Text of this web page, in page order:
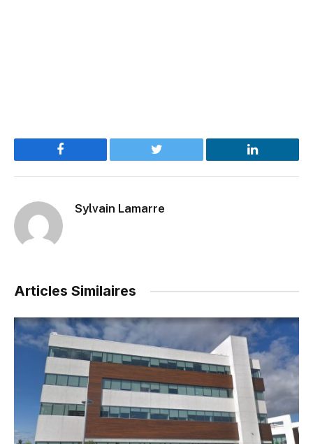
Facebook Twitter LinkedIn
Sylvain Lamarre
Articles Similaires